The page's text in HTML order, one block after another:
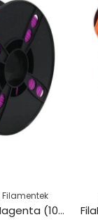
Filamentek
FilaFox PET-G Magenta (1000g / 1,75mm)